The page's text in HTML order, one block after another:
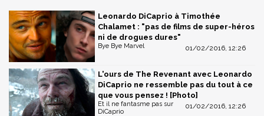
Leonardo DiCaprio à Timothée
Chalamet : "pas de films de super-héros
ni de drogues dures"
01/02/2016, 12:26
Bye Bye Marvel
L'ours de The Revenant avec Leonardo
DiCaprio ne ressemble pas du tout à ce
que vous pensez ! [Photo]
01/02/2016, 12:26
Et il ne fantasme pas sur
DiCaprio